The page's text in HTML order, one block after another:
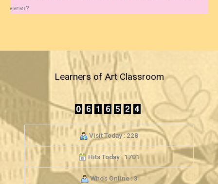
எவை?
Learners of Art Classroom
Visit Today : 228
Hits Today : 1701
Who's Online : 3